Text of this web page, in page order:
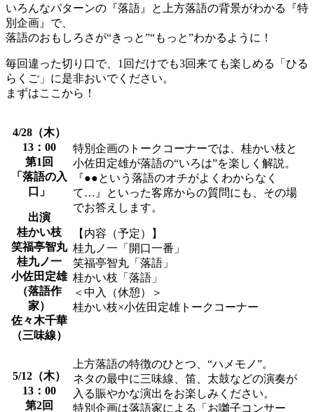
いろんなパターンの『落語』と上方落語の背景がわかる『特
別企画』で、
落語のおもしろさが“きっと”“もっと”わかるように！
毎回違った切り口で、1回だけでも3回来ても楽しめる「ひる
らくご」に是非おいでください。
まずはここから！
4/28（木）
13：00
第1回
「落語の入
口」
出演
桂かい枝
笑福亭智丸
桂九ノ一
小佐田定雄
（落語作
家）
佐々木千華
（三味線）
特別企画のトークコーナーでは、桂かい枝と
小佐田定雄が落語の“いろは”を楽しく解説。
『●●という落語のオチがよくわからなく
て…』といった客席からの質問にも、その場
でお答えします。
【内容（予定）】
桂九ノ一「開口一番」
笑福亭智丸「落語」
桂かい枝「落語」
＜中入（休憩）＞
桂かい枝×小佐田定雄トークコーナー
5/12（木）
13：00
第2回
上方落語の特徴のひとつ、“ハメモノ”。
ネタの最中に三味線、笛、太鼓などの演奏が
入る賑やかな演出をお楽しみください。
特別企画は落語家による「お囃子コンサー